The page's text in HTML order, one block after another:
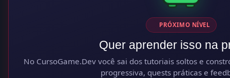
PRÓXIMO NÍVEL
Quer aprender isso na
No CursoGame.Dev você sai dos tutoriais soltos e
progressiva, quests práticas e